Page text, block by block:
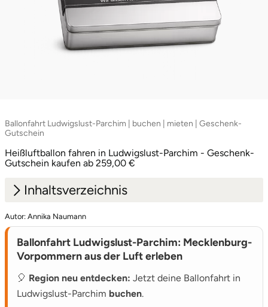
Ballonfahrt Ludwigslust-Parchim | buchen | mieten | Geschenk-
Gutschein
Heißluftballon fahren in Ludwigslust-Parchim - Geschenk-
Gutschein kaufen ab 259,00 €
Inhaltsverzeichnis
1. Ballonfahrt Ludwigslust-Parchim:
Mecklenburg-Vorpommern von oben
entdecken
2. Der Ablauf: Starten, schweben und die Weite
genießen
Autor: Annika Naumann
Ballonfahrt Ludwigslust-Parchim: Mecklenburg-
Vorpommern aus der Luft erleben
🎈 Region neu entdecken: Jetzt deine Ballonfahrt in
Ludwigslust-Parchim buchen.